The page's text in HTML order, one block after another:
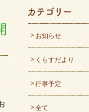
お知らせ
くらすだより
行事予定
全て